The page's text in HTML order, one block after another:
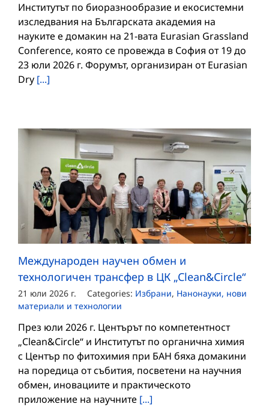
Институтът по биоразнообразие и екосистемни
изследвания на Българската академия на
науките е домакин на 21-вата Eurasian Grassland
Conference, която се провежда в София от 19 до
23 юли 2026 г. Форумът, организиран от Eurasian
Dry [...]
Международен научен обмен и
технологичен трансфер в ЦК „Clean&Circle“
21 юли 2026 г. Categories: Избрани, Нанонауки, нови
материали и технологии
През юли 2026 г. Центърът по компетентност
„Clean&Circle“ и Институтът по органична химия
с Център по фитохимия при БАН бяха домакини
на поредица от събития, посветени на научния
обмен, иновациите и практическото
приложение на научните [...]